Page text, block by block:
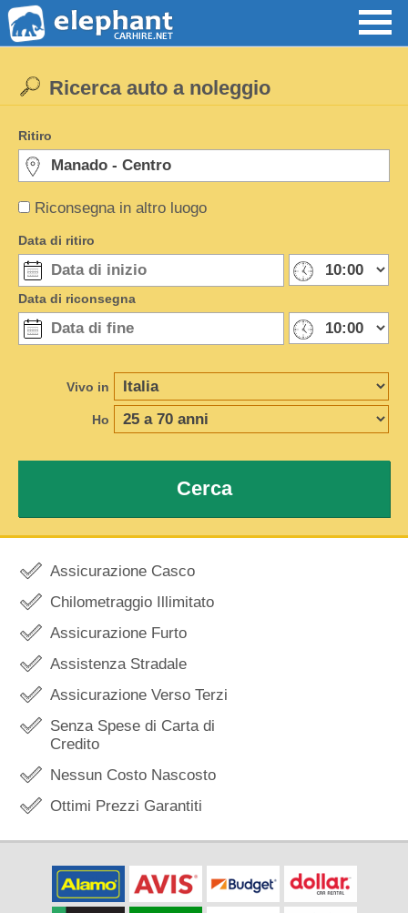
Riconsegna in altro luogo
Ricerca auto a noleggio
Ritiro
Data di ritiro
Data di riconsegna
Vivo in
Ho
Cerca
Assicurazione Casco
Chilometraggio Illimitato
Assicurazione Furto
Assistenza Stradale
Assicurazione Verso Terzi
Senza Spese di Carta di
Credito
Nessun Costo Nascosto
Ottimi Prezzi Garantiti